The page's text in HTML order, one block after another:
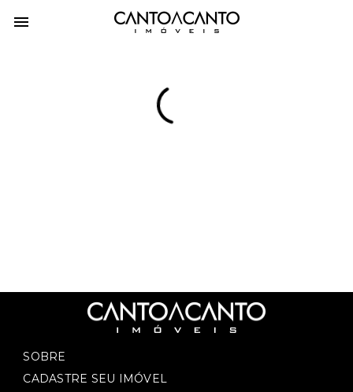
SOBRE
CADASTRE SEU IMÓVEL